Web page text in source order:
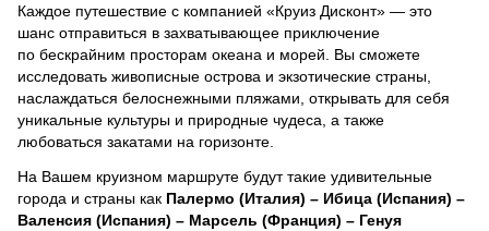
Каждое путешествие с компанией «Круиз Дисконт» — это
шанс отправиться в захватывающее приключение
по бескрайним просторам океана и морей. Вы сможете
исследовать живописные острова и экзотические страны,
наслаждаться белоснежными пляжами, открывать для себя
уникальные культуры и природные чудеса, а также
любоваться закатами на горизонте.
На Вашем круизном маршруте будут такие удивительные
города и страны как Палермо (Италия) – Ибица (Испания) –
Валенсия (Испания) – Марсель (Франция) – Генуя